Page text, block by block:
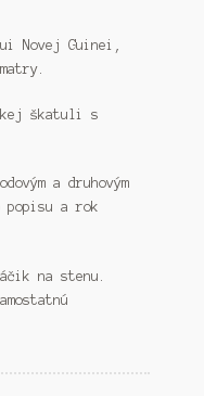
Novej Guinei,
škatuli s
a druhovým
popisu a rok
na stenu.